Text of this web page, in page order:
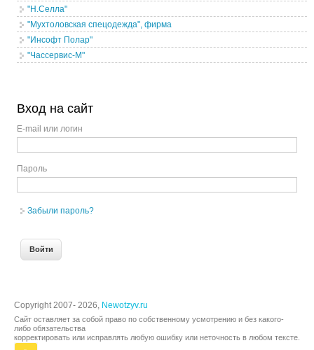
"Н.Селла"
"Мухтоловская спецодежда", фирма
"Инсофт Полар"
"Чассервис-М"
Вход на сайт
E-mail или логин
Пароль
Забыли пароль?
Copyright 2007- 2026, Newotzyv.ru
Сайт оставляет за собой право по собственному усмотрению и без какого-
либо обязательства
корректировать или исправлять любую ошибку или неточность в любом тексте.